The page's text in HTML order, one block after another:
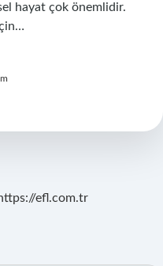
hayat çok önemlidir.
efl.com.tr